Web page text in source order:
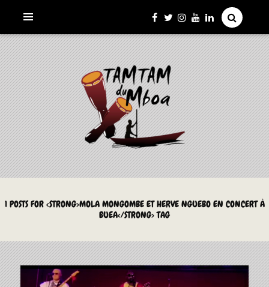
LE TAMTAM DU MBOA
La Culture du Mboa Dévoilée !
1 POSTS FOR <STRONG>MOLA MONGOMBE ET HERVE NGUEBO EN CONCERT À
BUEA</STRONG> TAG